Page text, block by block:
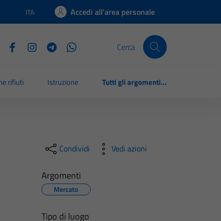
Lingua attiva:
ITA Accedi all'area personale
Cerca
rifiuti Istruzione Tutti gli argomenti...
Condividi Vedi azioni
Argomenti
Mercato
Tipo di luogo